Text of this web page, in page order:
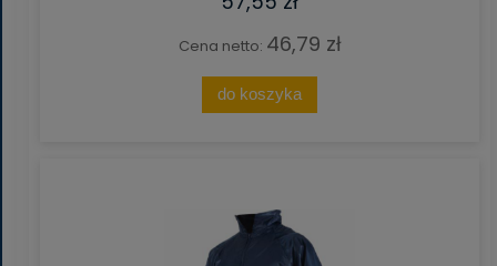
Cena netto: 46,79 zł
do koszyka